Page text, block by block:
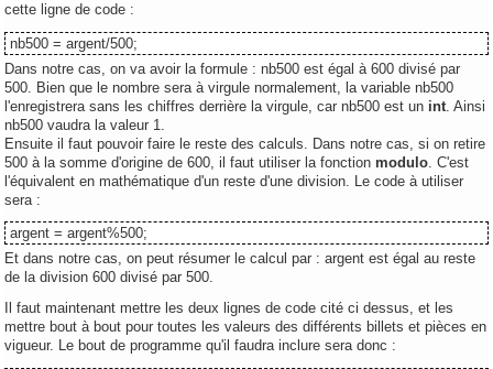
cette ligne de code :
nb500 = argent/500;
Dans notre cas, on va avoir la formule : nb500 est égal à 600 divisé par
500. Bien que le nombre sera à virgule normalement, la variable nb500
l'enregistrera sans les chiffres derrière la virgule, car nb500 est un int . Ainsi
nb500 vaudra la valeur 1.
Ensuite il faut pouvoir faire le reste des calculs. Dans notre cas, si on retire
500 à la somme d'origine de 600, il faut utiliser la fonctionmodulo . C'est
l'équivalent en mathématique d'un reste d'une division. Le code à utiliser
sera :
argent = argent%500;
Et dans notre cas, on peut résumer le calcul par : argent est égal au reste
de la division 600 divisé par 500.
Il faut maintenant mettre les deux lignes de code cité ci dessus, et les
mettre bout à bout pour toutes les valeurs des différents billets et pièces en
vigueur. Le bout de programme qu'il faudra inclure sera donc :